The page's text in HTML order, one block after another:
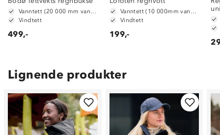
Vindtett
499,-
Vindtett
199,-
Lignende produkter